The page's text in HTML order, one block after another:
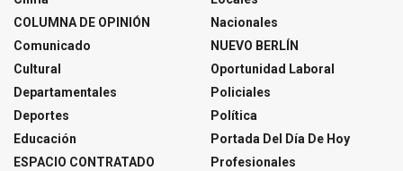
COLUMNA DE OPINIÓN
Comunicado
Cultural
Departamentales
Deportes
Educación
ESPACIO CONTRATADO
Nacionales
NUEVO BERLÍN
Oportunidad Laboral
Policiales
Política
Portada Del Día De Hoy
Profesionales